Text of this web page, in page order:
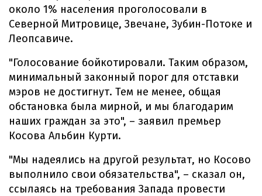
около 1% населения проголосовали в
Северной Митровице, Звечане, Зубин-Потоке и
Леопсавиче.
"Голосование бойкотировали. Таким образом,
минимальный законный порог для отставки
мэров не достигнут. Тем не менее, общая
обстановка была мирной, и мы благодарим
наших граждан за это", – заявил премьер
Косова Альбин Курти.
"Мы надеялись на другой результат, но Косово
выполнило свои обязательства", – сказал он,
ссылаясь на требования Запада провести